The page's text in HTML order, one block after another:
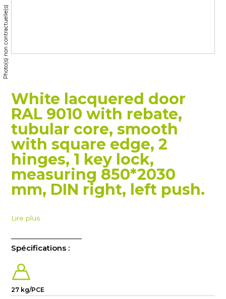
Photo(s) non contractuelle(s)
White lacquered door
RAL 9010 with rebate,
tubular core, smooth
with square edge, 2
hinges, 1 key lock,
measuring 850*2030
mm, DIN right, left push.
Lire plus
Spécifications :
27 kg/PCE